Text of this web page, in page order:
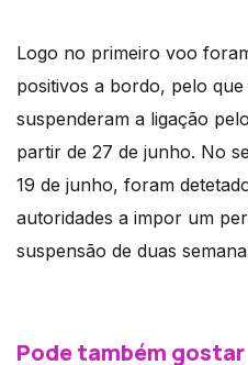
Logo no primeiro voo
positivos a bordo, pelo
suspenderam a ligação
partir de 27 de junho. No
19 de junho, foram
autoridades a impor um
suspensão de duas
Pode também gostar